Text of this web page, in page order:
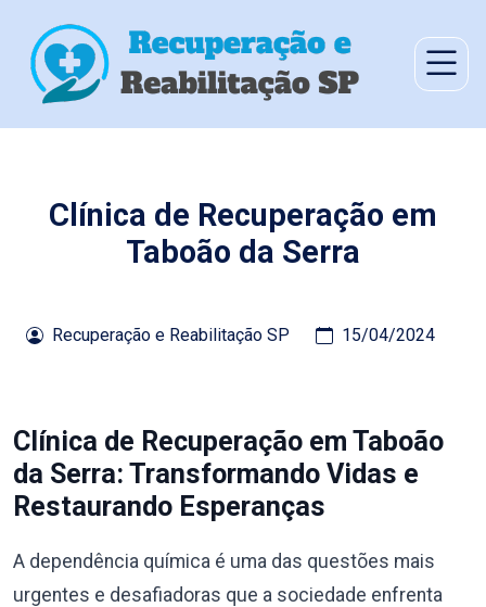
Clínica de Recuperação em
Taboão da Serra
Recuperação e Reabilitação SP 15/04/2024
Clínica de Recuperação em Taboão
da Serra: Transformando Vidas e
Restaurando Esperanças
A dependência química é uma das questões mais
urgentes e desafiadoras que a sociedade enfrenta